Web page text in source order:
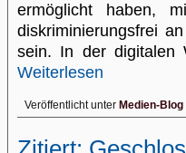
ermöglicht haben,
diskriminierungsfrei
sein. In der digitalen
Weiterlesen
Veröffentlicht unter Medien-Blog